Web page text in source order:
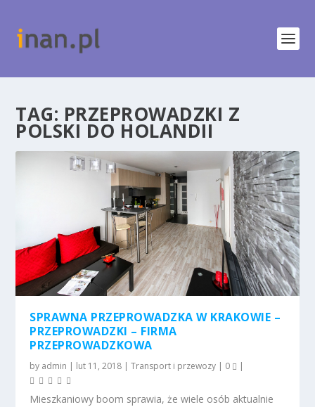
TAG: PRZEPROWADZKI Z
POLSKI DO HOLANDII
SPRAWNA PRZEPROWADZKA W KRAKOWIE –
PRZEPROWADZKI – FIRMA
PRZEPROWADZKOWA
by admin | lut 11, 2018 |Transport i przewozy | 0 |
Mieszkaniowy boom sprawia, że wiele osób aktualnie